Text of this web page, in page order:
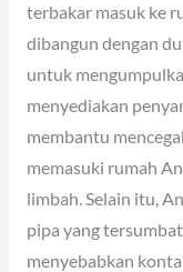
terbakar masuk ke
dibangun dengan
untuk
menyediakan
membantu
memasuki rumah
limbah. Selain itu,
pipa yang
menyebabkan